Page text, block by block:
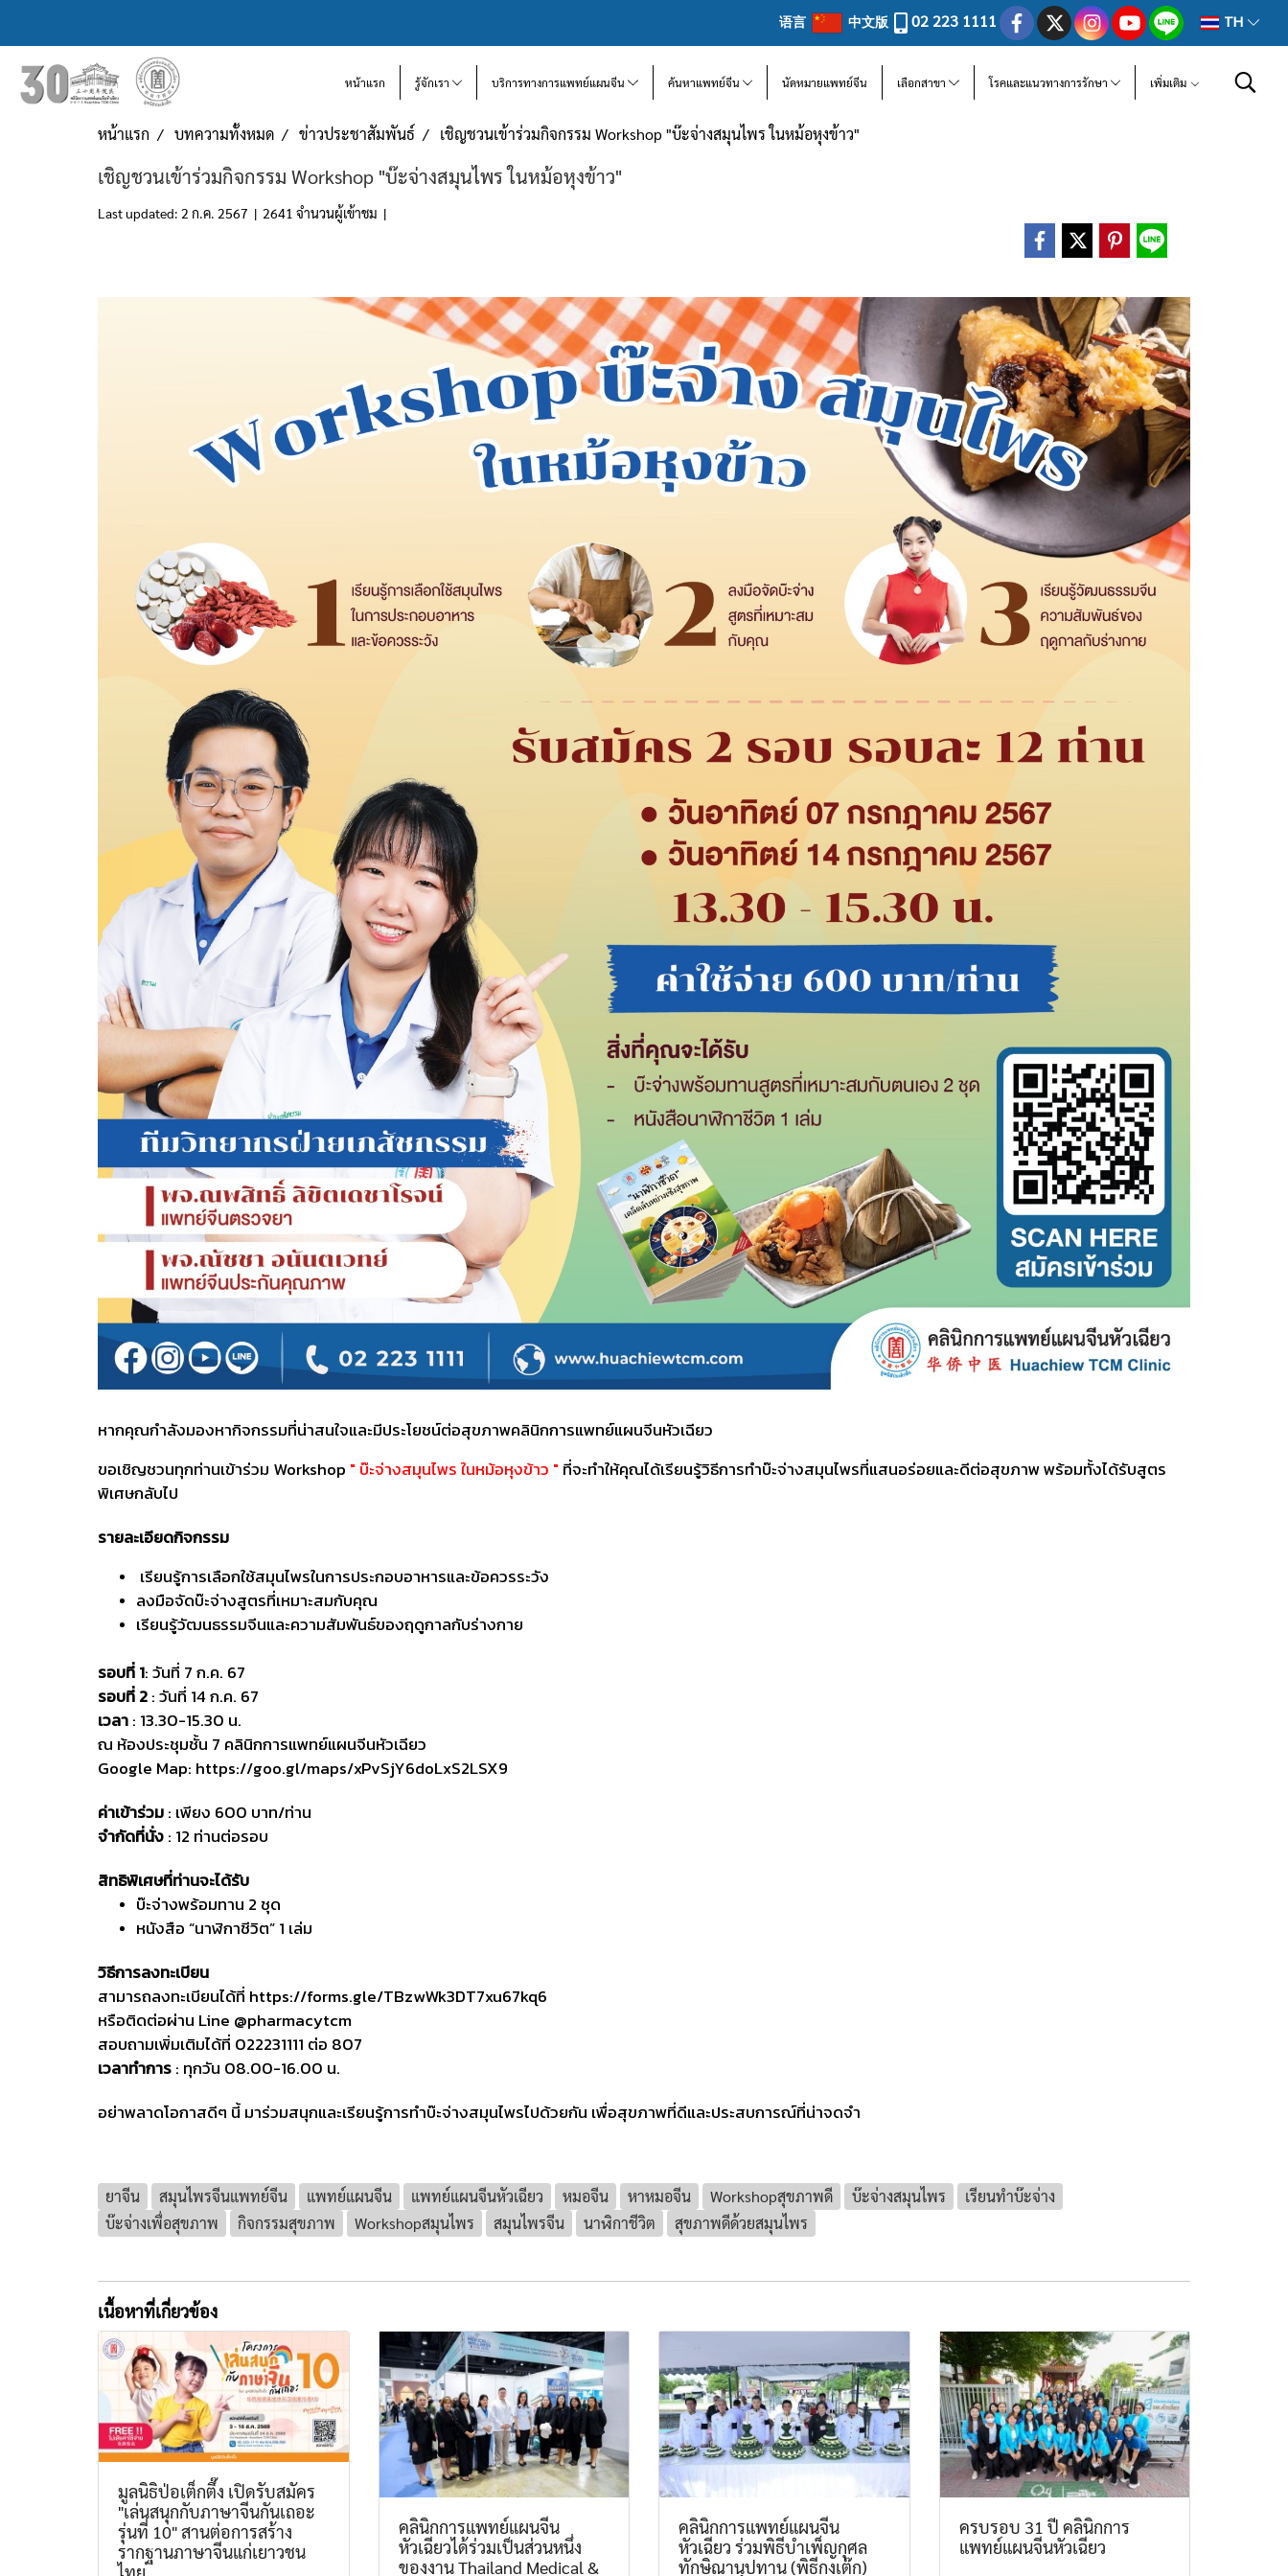
语言 中文版 02 223 1111 TH
หน้าแรก รู้จักเรา บริการทางการแพทย์แผนจีน ค้นหาแพทย์จีน นัดหมายแพทย์จีน เลือกสาขา โรคและแนวทางการรักษา เพิ่มเติม
หน้าแรก บทความทั้งหมด ข่าวประชาสัมพันธ์ เชิญชวนเข้าร่วมกิจกรรม Workshop "บ๊ะจ่างสมุนไพร ในหม้อหุงข้าว"
เชิญชวนเข้าร่วมกิจกรรม Workshop "บ๊ะจ่างสมุนไพร ในหม้อหุงข้าว"
Last updated: 2 ก.ค. 2567 | 2641 จำนวนผู้เข้าชม |
หากคุณกำลังมองหากิจกรรมที่น่าสนใจและมีประโยชน์ต่อสุขภาพคลินิกการแพทย์แผนจีนหัวเฉียว
ขอเชิญชวนทุกท่านเข้าร่วม Workshop " บ๊ะจ่างสมุนไพร ในหม้อหุงข้าว " ที่จะทำให้คุณได้เรียนรู้วิธีการทำบ๊ะจ่างสมุนไพรที่แสนอร่อยและดีต่อสุขภาพ พร้อมทั้งได้รับสูตร
พิเศษกลับไป
รายละเอียดกิจกรรม
เรียนรู้การเลือกใช้สมุนไพรในการประกอบอาหารและข้อควรระวัง
ลงมือจัดบ๊ะจ่างสูตรที่เหมาะสมกับคุณ
เรียนรู้วัฒนธรรมจีนและความสัมพันธ์ของฤดูกาลกับร่างกาย
รอบที่ 1: วันที่ 7 ก.ค. 67
รอบที่ 2: วันที่ 14 ก.ค. 67
เวลา: 13.30-15.30 น.
ณ ห้องประชุมชั้น 7 คลินิกการแพทย์แผนจีนหัวเฉียว
Google Map: https://goo.gl/maps/xPvSjY6doLxS2LSX9
ค่าเข้าร่วม: เพียง 600 บาท/ท่าน
จำกัดที่นั่ง: 12 ท่านต่อรอบ
สิทธิพิเศษที่ท่านจะได้รับ
บ๊ะจ่างพร้อมทาน 2 ชุด
หนังสือ “นาฬิกาชีวิต” 1 เล่ม
วิธีการลงทะเบียน
สามารถลงทะเบียนได้ที่ https://forms.gle/TBzwWk3DT7xu67kq6
หรือติดต่อผ่าน Line @pharmacytcm
สอบถามเพิ่มเติมได้ที่ 022231111 ต่อ 807
เวลาทำการ: ทุกวัน 08.00-16.00 น.
อย่าพลาดโอกาสดีๆ นี้ มาร่วมสนุกและเรียนรู้การทำบ๊ะจ่างสมุนไพรไปด้วยกัน เพื่อสุขภาพที่ดีและประสบการณ์ที่น่าจดจำ
ยาจีน สมุนไพรจีนแพทย์จีน แพทย์แผนจีน แพทย์แผนจีนหัวเฉียว หมอจีน หาหมอจีน Workshopสุขภาพดี บ๊ะจ่างสมุนไพร
เรียนทำบ๊ะจ่าง
บ๊ะจ่างเพื่อสุขภาพ
กิจกรรมสุขภาพ Workshopสมุนไพร สมุนไพรจีน นาฬิกาชีวิต สุขภาพดีด้วยสมุนไพร
เนื้อหาที่เกี่ยวข้อง
มูลนิธิป่อเต็กตึ๊ง เปิดรับสมัคร
"เล่นสนุกกับภาษาจีนกันเถอะ
รุ่นที่ 10" สานต่อการสร้าง
รากฐานภาษาจีนแก่เยาวชน
คลินิกการแพทย์แผนจีน
หัวเฉียวได้ร่วมเป็นส่วนหนึ่ง
ของงาน Thailand Medical &
คลินิกการแพทย์แผนจีน
หัวเฉียว ร่วมพิธีบำเพ็ญกุศล
ทักษิณานุปทาน (พิธีกงเต๊ก)
ครบรอบ 31 ปี คลินิกการ
แพทย์แผนจีนหัวเฉียว